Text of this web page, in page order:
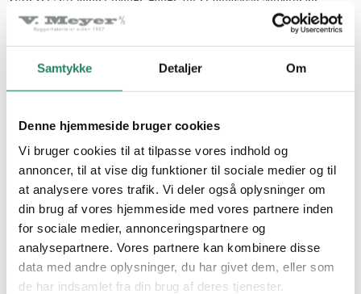
Samtykke Detaljer Om
Denne hjemmeside bruger cookies
Vi bruger cookies til at tilpasse vores indhold og
annoncer, til at vise dig funktioner til sociale medier og til
at analysere vores trafik. Vi deler også oplysninger om
din brug af vores hjemmeside med vores partnere inden
for sociale medier, annonceringspartnere og
analysepartnere. Vores partnere kan kombinere disse
data med andre oplysninger, du har givet dem, eller som
de har indsamlet fra din brug af deres tjenester.
omkring facaderne.